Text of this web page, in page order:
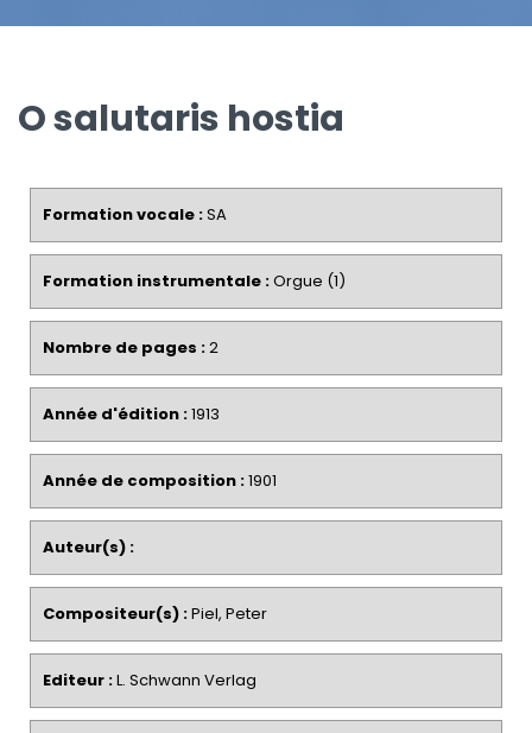
O salutaris hostia
Formation vocale :SA
Formation instrumentale :Orgue (1)
Nombre de pages :2
Année d'édition :1913
Année de composition :1901
Auteur(s) :
Compositeur(s) :Piel, Peter
Editeur :L. Schwann Verlag